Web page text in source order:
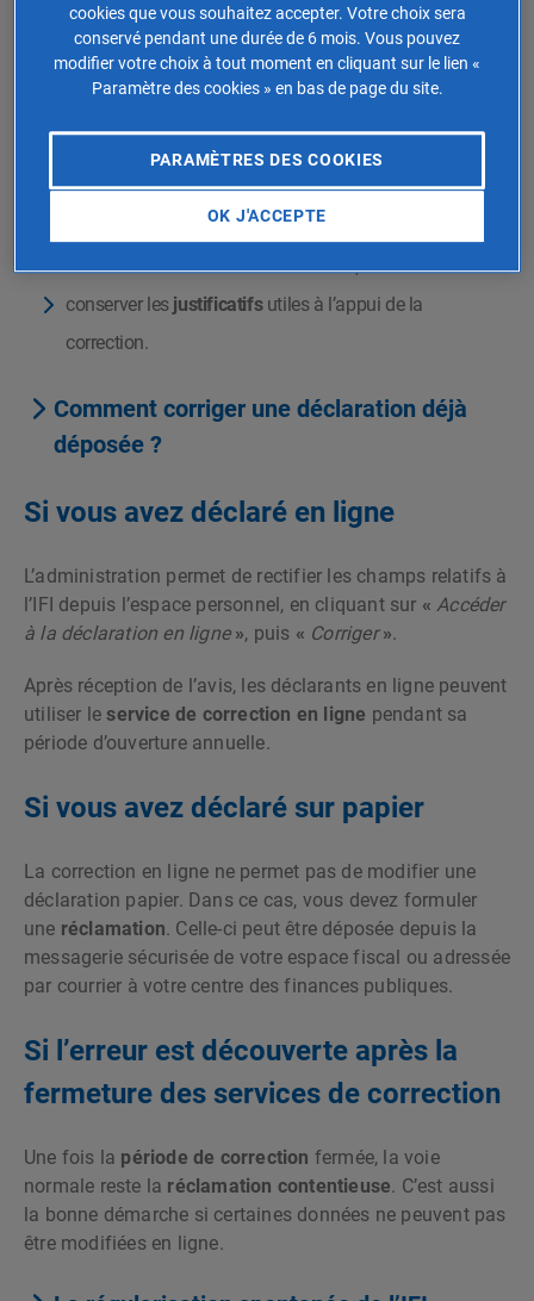
reprendre laliste des biensdéclarés et vérifier si un actif
a été oublié ;
vérifier que lesdettes déduitesse rapportent bien à des
actifs imposables ;
corriger la déclaration ou déposer une réclamation selon
le moment où l’erreur est découverte ;
conserver les justificatifsutiles à l’appui de la
correction.
Comment corriger une déclaration déjà
déposée ?
Si vous avez déclaré en ligne
L’administration permet de rectifier les champs relatifs à
l’IFI depuis l’espace personnel, en cliquant sur «Accéder
à la déclaration en ligne », puis « Corriger».
Après réception de l’avis, les déclarants en ligne peuvent
utiliser leservice de correction en ligne pendant sa
période d’ouverture annuelle.
Si vous avez déclaré sur papier
La correction en ligne ne permet pas de modifier une
déclaration papier. Dans ce cas, vous devez formuler
une réclamation. Celle-ci peut être déposée depuis la
messagerie sécurisée de votre espace fiscal ou adressée
par courrier à votre centre des finances publiques.
Si l’erreur est découverte après la
fermeture des services de correction
Une fois la période de correction fermée, la voie
normale reste la réclamation contentieuse. C’est aussi
la bonne démarche si certaines données ne peuvent pas
être modifiées en ligne.
cookies que vous souhaitez accepter. Votre choix sera
conservé pendant une durée de 6 mois. Vous pouvez
modifier votre choix à tout moment en cliquant sur le lien «
Paramètre des cookies » en bas de page du site.
PARAMÈTRES DES COOKIES
OK J'ACCEPTE